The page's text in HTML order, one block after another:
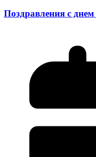
Поздравления с